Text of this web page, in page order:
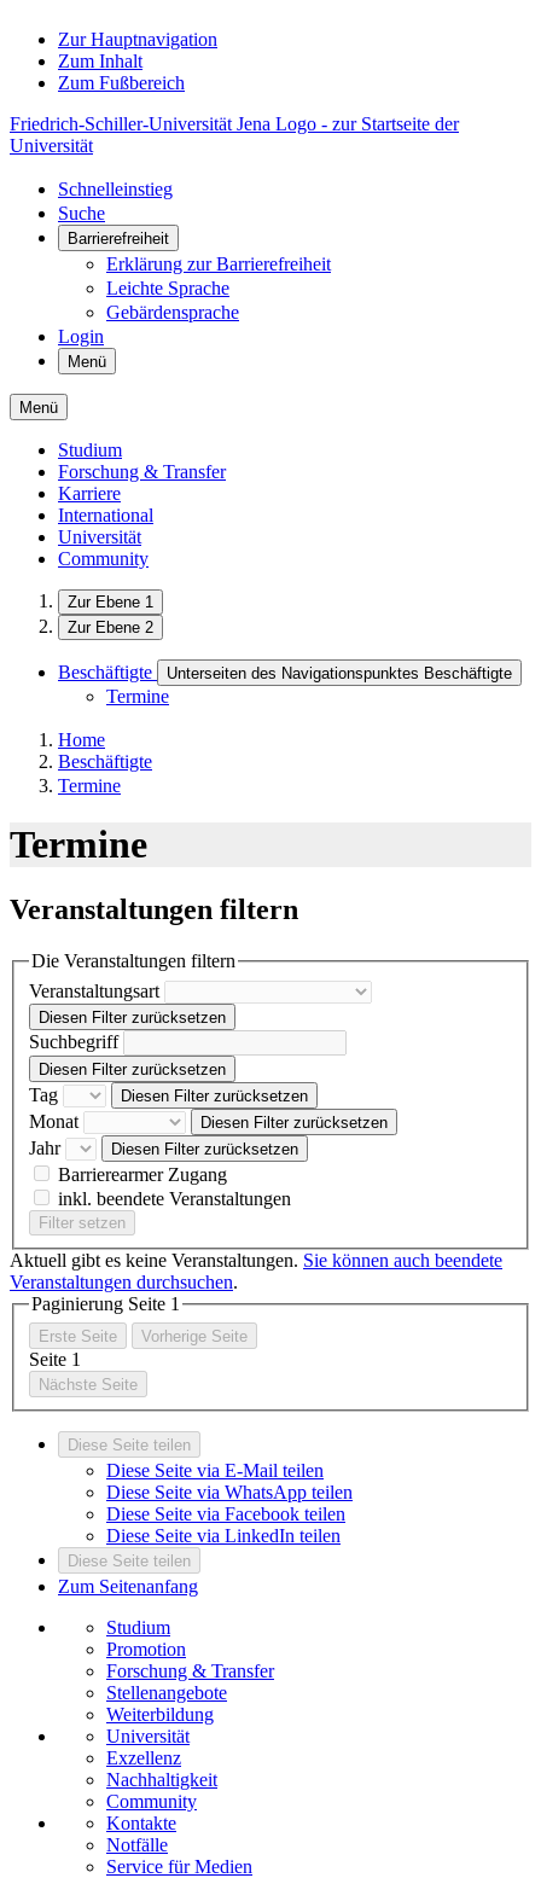
Zur Hauptnavigation
Zum Inhalt
Zum Fußbereich
Friedrich-Schiller-Universität Jena Logo - zur Startseite der
Universität
Schnelleinstieg
Suche
Barrierefreiheit
Erklärung zur Barrierefreiheit
Leichte Sprache
Gebärdensprache
Login
Menü
Menü
Studium
Forschung & Transfer
Karriere
International
Universität
Community
Zur Ebene 1
Zur Ebene 2
Beschäftigte Unterseiten des Navigationspunktes Beschäftigte
Termine
Home
Beschäftigte
Termine
Termine
Veranstaltungen filtern
Die Veranstaltungen filtern
Veranstaltungsart
Diesen Filter zurücksetzen
Suchbegriff
Diesen Filter zurücksetzen
Tag Diesen Filter zurücksetzen
Monat Diesen Filter zurücksetzen
Jahr Diesen Filter zurücksetzen
Barrierearmer Zugang
inkl. beendete Veranstaltungen
Filter setzen
Aktuell gibt es keine Veranstaltungen. Sie können auch beendete
Veranstaltungen durchsuchen.
Paginierung Seite 1
Erste Seite Vorherige Seite
Seite 1
Nächste Seite
Diese Seite teilen
Diese Seite via E-Mail teilen
Diese Seite via WhatsApp teilen
Diese Seite via Facebook teilen
Diese Seite via LinkedIn teilen
Diese Seite teilen
Zum Seitenanfang
Studium
Promotion
Forschung & Transfer
Stellenangebote
Weiterbildung
Universität
Exzellenz
Nachhaltigkeit
Community
Kontakte
Notfälle
Service für Medien